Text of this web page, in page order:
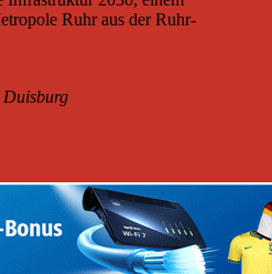
Ruhr aus der Ruhr-